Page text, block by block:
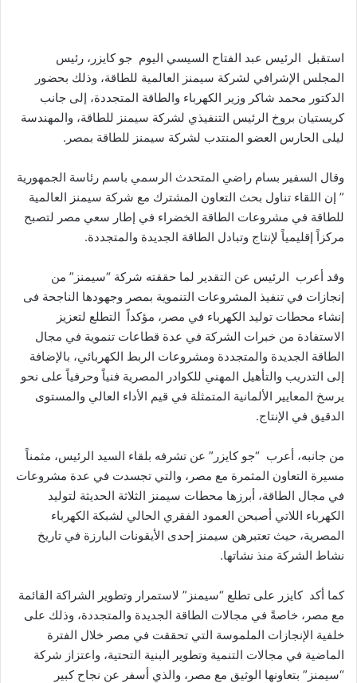
استقبل الرئيس عبد الفتاح السيسي اليوم جو كايزر، رئيس
المجلس الإشرافي لشركة سيمنز العالمية للطاقة، وذلك بحضور
الدكتور محمد شاكر وزير الكهرباء والطاقة المتجددة، إلى جانب
كريستيان بروخ الرئيس التنفيذي لشركة سيمنز للطاقة، والمهندسة
ليلى الحارس العضو المنتدب لشركة سيمنز للطاقة بمصر.
وقال السفير بسام راضي المتحدث الرسمي باسم رئاسة الجمهورية
” إن اللقاء تناول بحث التعاون المشترك مع شركة سيمنز العالمية
للطاقة في مشروعات الطاقة الخضراء في إطار سعي مصر لتصبح
مركزاً إقليمياً لإنتاج وتبادل الطاقة الجديدة والمتجددة.
وقد أعرب الرئيس عن التقدير لما حققته شركة “سيمنز” من
إنجازات في تنفيذ المشروعات التنموية بمصر وجهودها الناجحة فى
إنشاء محطات توليد الكهرباء في مصر، مؤكداً التطلع لتعزيز
الاستفادة من خبرات الشركة في عدة قطاعات تنموية في مجال
الطاقة الجديدة والمتجددة ومشروعات الربط الكهربائي، بالإضافة
إلى التدريب والتأهيل المهني للكوادر المصرية فنياً وحرفياً على نحو
يرسخ المعايير الألمانية المتمثلة في قيم الأداء العالي والمستوى
الدقيق في الإنتاج.
من جانبه، أعرب “جو كايزر” عن تشرفه بلقاء السيد الرئيس، مثمناً
مسيرة التعاون المثمرة مع مصر، والتي تجسدت في عدة مشروعات
في مجال الطاقة، أبرزها محطات سيمنز الثلاثة الحديثة لتوليد
الكهرباء اللاتي أصبحن العمود الفقري الحالي لشبكة الكهرباء
المصرية، حيث تعتبرهن سيمنز إحدى الأيقونات البارزة في تاريخ
نشاط الشركة منذ نشاتها.
كما أكد كايزر على تطلع “سيمنز” لاستمرار وتطوير الشراكة القائمة
مع مصر، خاصةً في مجالات الطاقة الجديدة والمتجددة، وذلك على
خلفية الإنجازات الملموسة التي تحققت في مصر خلال الفترة
الماضية في مجالات التنمية وتطوير البنية التحتية، واعتزاز شركة
“سيمنز” بتعاونها الوثيق مع مصر، والذي أسفر عن نجاح كبير